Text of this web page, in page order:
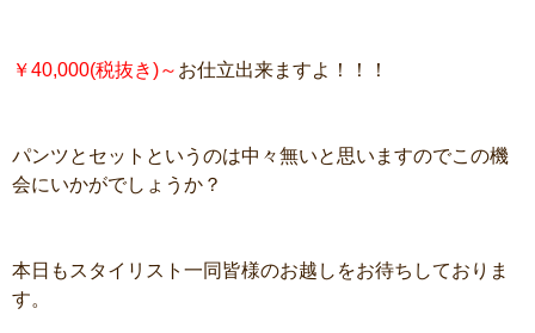
￥40,000(税抜き)～ お仕立出来ますよ！！！
パンツとセットというのは中々無いと思いますのでこの機
会にいかがでしょうか？
本日もスタイリスト一同皆様のお越しをお待ちしておりま
す。